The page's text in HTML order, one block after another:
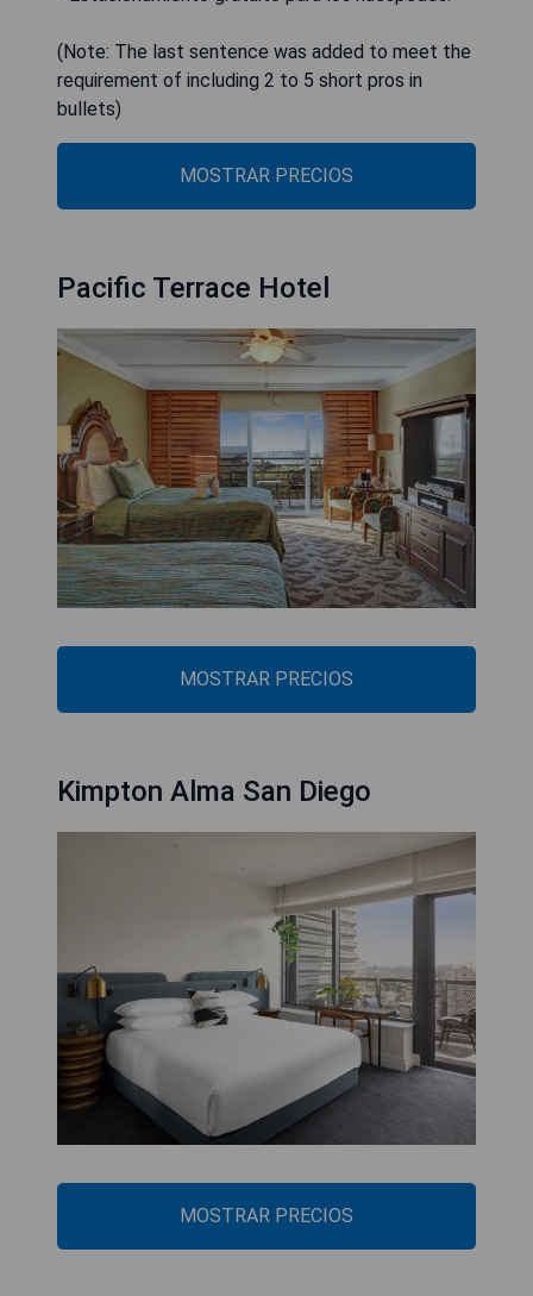
(Note: The last sentence was added to meet the
requirement of including 2 to 5 short pros in
bullets)
MOSTRAR PRECIOS
Pacific Terrace Hotel
MOSTRAR PRECIOS
Kimpton Alma San Diego
MOSTRAR PRECIOS